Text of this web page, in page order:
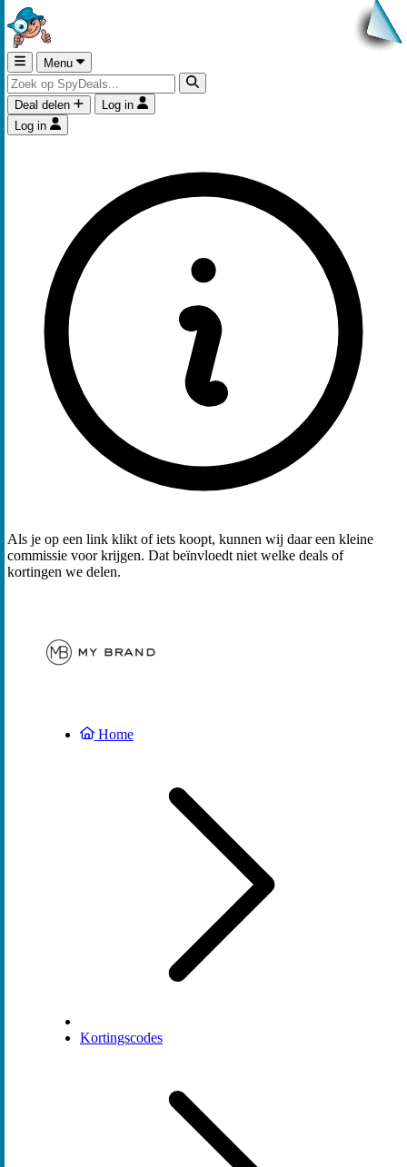
Menu
Deal delen
Log in
Log in
Als je op een link klikt of iets koopt, kunnen wij daar een kleine
commissie voor krijgen. Dat beïnvloedt niet welke deals of
kortingen we delen.
Home
Kortingscodes